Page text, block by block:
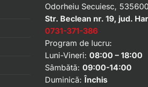
Odorheiu Secuiesc,
Str. Beclean nr. 19, jud.
0731-371-386
Program de lucru:
Luni-Vineri: 08:00 – 18:00
Sâmbătă: 09:00-14:00
Duminică: Închis